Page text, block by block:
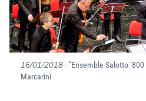
16/01/2018- “Ensemble Salotto
Marcarini